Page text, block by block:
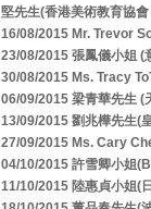
堅先生(香港美術教育協
16/08/2015 Mr. Trevor
23/08/2015 張鳳儀小姐 (
30/08/2015 Ms. Tracy
06/09/2015 梁青華先生 (
13/09/2015 劉兆樺先生(
27/09/2015 Ms. Cary
04/10/2015 許雪卿小姐
11/10/2015 陸惠貞小姐(